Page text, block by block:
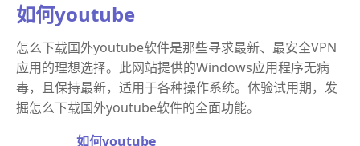
如何youtube
怎么下载国外youtube软件是那些寻求最新、最安全VPN
应用的理想选择。此网站提供的Windows应用程序无病
毒，且保持最新，适用于各种操作系统。体验试用期，发
掘怎么下载国外youtube软件的全面功能。
如何youtube